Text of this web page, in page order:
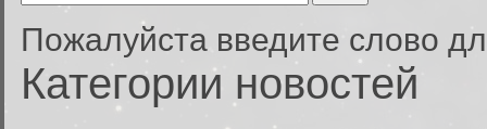
Пожалуйста введите слово
Категории новостей